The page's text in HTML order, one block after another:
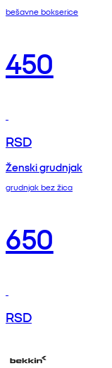
bešavne bokserice
450
RSD
Ženski grudnjak
grudnjak bez žica
650
RSD